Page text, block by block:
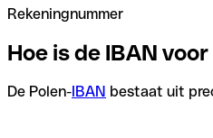
Rekeningnummer
Hoe is de IBAN
De Polen-IBAN bestaat uit